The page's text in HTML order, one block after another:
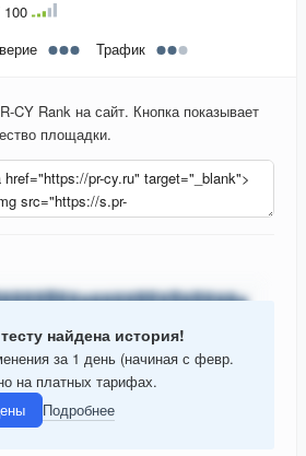
Трафик
CY Rank на сайт. Кнопка показывает
площадки.
найдена история!
за 1 день (начиная с февр.
на платных тарифах.
Подробнее